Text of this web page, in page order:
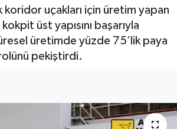
uçakları için üretim yapan
üst yapısını başarıyla
üretimde yüzde 75’lik paya
pekiştirdi.